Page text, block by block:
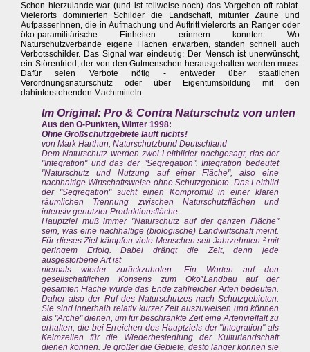
Schon hierzulande war (und ist teilweise noch) das Vorgehen oft rabiat.
Vielerorts dominierten Schilder die Landschaft, mitunter Zäune und
AufpasserInnen, die in Aufmachung und Auftritt vielerorts an Ranger oder
öko-paramilitärische Einheiten erinnern konnten. Wo
Naturschutzverbände eigene Flächen erwarben, standen schnell auch
Verbotsschilder. Das Signal war eindeutig: Der Mensch ist unerwünscht,
ein Störenfried, der von den Gutmenschen herausgehalten werden muss.
Dafür seien Verbote nötig - entweder über staatlichen
Verordnungsnaturschutz oder über Eigentumsbildung mit den
dahinterstehenden Machtmitteln.
Im Original: Pro & Contra Naturschutz von unten
Aus den Ö-Punkten, Winter 1998:
Ohne Großschutzgebiete läuft nichts!
von Mark Harthun, Naturschutzbund Deutschland
Dem Naturschutz werden zwei Leitbilder nachgesagt, das der
"Integration" und das der "Segregation". Integration bedeutet
"Naturschutz und Nutzung auf einer Fläche", also eine
nachhaltige Wirtschaftsweise ohne Schutzgebiete. Das Leitbild
der "Segregation" sucht einen Kompromiß in einer klaren
räumlichen Trennung zwischen Naturschutzflächen und
intensiv genutzter Produktionsfläche.
Hauptziel muß immer "Naturschutz auf der ganzen Fläche"
sein, was eine nachhaltige (biologische) Landwirtschaft meint.
Für dieses Ziel kämpfen viele Menschen seit Jahrzehnten ² mit
geringem Erfolg. Dabei drängt die Zeit, denn jede
ausgestorbene Art ist
niemals wieder zurückzuholen. Ein Warten auf den
gesellschaftlichen Konsens zum Öko³Landbau auf der
gesamten Fläche würde das Ende zahlreicher Arten bedeuten.
Daher also der Ruf des Naturschutzes nach Schutzgebieten.
Sie sind innerhalb relativ kurzer Zeit auszuweisen und können
als "Arche" dienen, um für beschränkte Zeit eine Artenvielfalt zu
erhalten, die bei Erreichen des Hauptziels der "Integration" als
Keimzellen für die Wiederbesiedlung der Kulturlandschaft
dienen können. Je größer die Gebiete, desto länger können sie